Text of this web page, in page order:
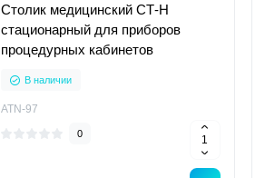
Столик медицинский СТ-Н
стационарный для приборов
процедурных кабинетов
В наличии
ATN-97
0